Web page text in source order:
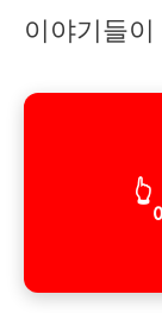
이야기들
👆